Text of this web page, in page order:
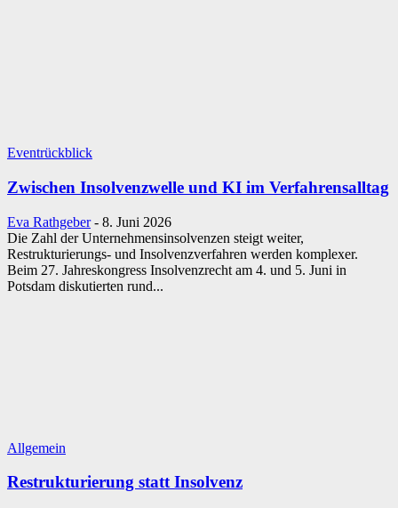
Eventrückblick
Zwischen Insolvenzwelle und KI im Verfahrensalltag
Eva Rathgeber - 8. Juni 2026
Die Zahl der Unternehmensinsolvenzen steigt weiter,
Restrukturierungs- und Insolvenzverfahren werden komplexer.
Beim 27. Jahreskongress Insolvenzrecht am 4. und 5. Juni in
Potsdam diskutierten rund...
Allgemein
Restrukturierung statt Insolvenz